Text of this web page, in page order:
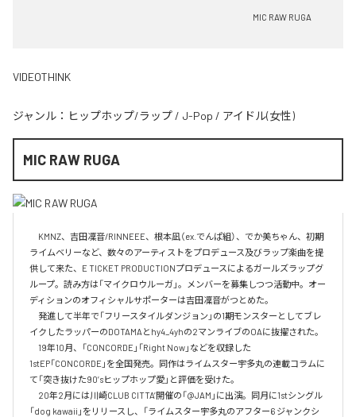
MIC RAW RUGA
VIDEOTHINK
ジャンル： ヒップホップ/ラップ / J-Pop / アイドル(女性)
MIC RAW RUGA
KMNZ、吉田凜音/RINNEEE、根本凪（ex.でんぱ組）、でか美ちゃん、初期
ライムベリーなど、数々のアーティストをプロデュース及びラップ楽曲を提
供して来た、E TICKET PRODUCTIONプロデュースによるガールズラップグ
ループ。読み方は「マイクロウルーガ」。メンバーを募集しつつ活動中。オー
ディションのオフィシャルサポーターは吉田凜音がつとめた。
発進して半年で「フリースタイルダンジョン」の1期モンスターとしてブレ
イクしたラッパーのDOTAMAとhy4_4yhの2マンライブのOAに抜擢された。
19年10月、「CONCORDE」「Right Now」などを収録した
1stEP「CONCORDE」を全国発売。同作はライムスター宇多丸の連載コラムに
て「突き抜けた90’sヒップホップ愛」と評価を受けた。
20年2月には川崎CLUB CITTA’開催の「@JAM」に出演。同月に1stシングル
「dog kawaii」をリリースし、「ライムスター宇多丸のアフター6 ジャンクシ